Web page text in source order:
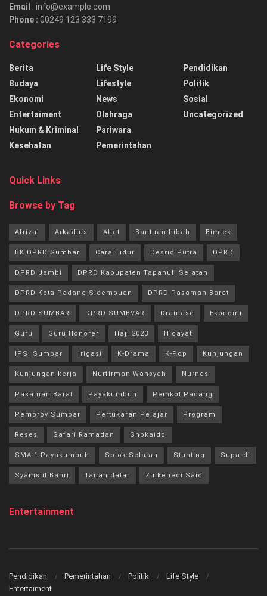
Email : info@example.com
Phone : 00249 123 333 7199
Categories
Berita
Budaya
Ekonomi
Entertaiment
Hukum & Kriminal
Kesehatan
Life Style
Lifestyle
News
Olahraga
Pariwara
Pemerintahan
Pendidikan
Politik
Sosial
Uncategorized
Quick Links
Browse by Tag
Afrizal Arkadius Atlet Bantuan hibah Bimtek
BK DPRD Sumbar Cara Tidur Desrio Putra DPRD
DPRD Jambi DPRD Kabupaten Tapanuli Selatan
DPRD Kota Padang Sidempuan DPRD Pasaman Barat
DPRD SUMBAR DPRD SUMBVAR Drainase Ekonomi
Guru Guru Honorer Haji 2023 Hidayat
IPSI Sumbar Irigasi K-Drama K-Pop Kunjungan
Kunjungan kerja Nurfirman Wansyah Nurnas
Pasaman Barat Payakumbuh Pemkot Padang
Pemprov Sumbar Pertukaran Pelajar Program
Reses Safari Ramadan Shokaido
SMA 1 Payakumbuh Solok Selatan Stunting Supardi
Syamsul Bahri Tanah datar Zulkenedi Said
Entertainment
Pendidikan Pemerintahan Politik
Life Style
Entertaiment